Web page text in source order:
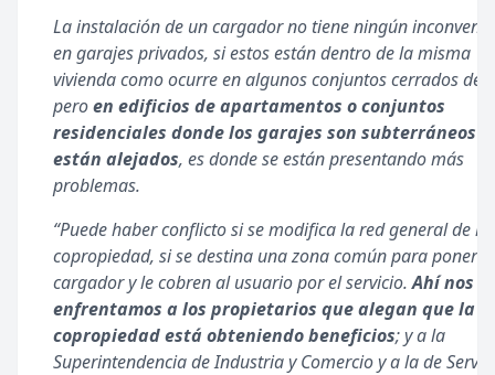
La instalación de un cargador no tiene ningún
en garajes privados, si estos están dentro de la misma
vivienda como ocurre en algunos conjuntos cerrados de
peroen edificios de apartamentos o conjuntos
residenciales donde los garajes son subterráneos o
están alejados, es donde se están presentando más
problemas.
“Puede haber conflicto si se modifica la red general de la
copropiedad, si se destina una zona común para poner
cargador y le cobren al usuario por el servicio. Ahí nos
enfrentamos a los propietarios que alegan que la
copropiedad está obteniendo beneficios; y a la
Superintendencia de Industria y Comercio y a la de